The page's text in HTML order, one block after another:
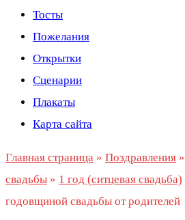
Тосты
Пожелания
Открытки
Сценарии
Плакаты
Карта сайта
Главная страница » Поздравления »
свадьбы » 1 год (ситцевая свадьба)
годовщиной свадьбы от родителей